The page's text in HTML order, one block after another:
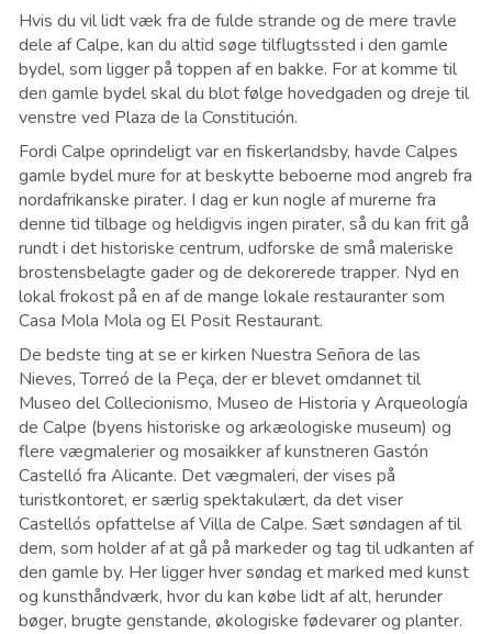
Hvis du vil lidt væk fra de fulde strande og de mere travle
dele af Calpe, kan du altid søge tilflugtssted i den gamle
bydel, som ligger på toppen af ​​en bakke. For at komme til
den gamle bydel skal du blot følge hovedgaden og dreje til
venstre ved Plaza de la Constitución.
Fordi Calpe oprindeligt var en fiskerlandsby, havde Calpes
gamle bydel mure for at beskytte beboerne mod angreb fra
nordafrikanske pirater. I dag er kun nogle af murerne fra
denne tid tilbage og heldigvis ingen pirater, så du kan frit gå
rundt i det historiske centrum, udforske de små maleriske
brostensbelagte gader og de dekorerede trapper. Nyd en
lokal frokost på en af de mange lokale restauranter som
Casa Mola Mola og El Posit Restaurant.
De bedste ting at se er kirken Nuestra Señora de las
Nieves, Torreó de la Peça, der er blevet omdannet til
Museo del Collecionismo, Museo de Historia y Arqueología
de Calpe (byens historiske og arkæologiske museum) og
flere vægmalerier og mosaikker af kunstneren Gastón
Castelló fra Alicante. Det vægmaleri, der vises på
turistkontoret, er særlig spektakulært, da det viser
Castellós opfattelse af Villa de Calpe. Sæt søndagen af til
dem, som holder af at gå på markeder og tag til udkanten af
den gamle by. Her ligger hver søndag et marked med kunst
og kunsthåndværk, hvor du kan købe lidt af alt, herunder
bøger, brugte genstande, økologiske fødevarer og planter.